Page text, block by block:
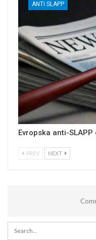
ANTI SLAPP
Evropska anti-
PREV NEXT